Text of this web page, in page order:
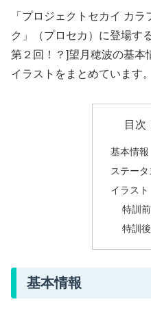
「プロジェクトセカイ カ
ク」（プロセカ）に登場す
第２回！？]望月穂波の基本
イラストをまとめています。
目次
基本情報
ステー
イラスト
特訓前
特訓後
基本情報